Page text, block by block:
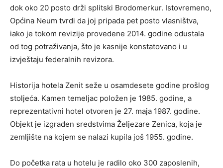
dok oko 20 posto drži splitski Brodomerkur. Istovremeno,
Općina Neum tvrdi da joj pripada pet posto vlasništva,
iako je tokom revizije provedene 2014. godine odustala
od tog potraživanja, što je kasnije konstatovano i u
izvještaju federalnih revizora.
Historija hotela Zenit seže u osamdesete godine prošlog
stoljeća. Kamen temeljac položen je 1985. godine, a
reprezentativni hotel otvoren je 27. maja 1987. godine.
Objekt je izgrađen sredstvima Željezare Zenica, koja je
zemljište na kojem se nalazi kupila još 1955. godine.
Do početka rata u hotelu je radilo oko 300 zaposlenih,